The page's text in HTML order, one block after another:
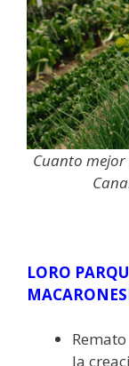
Cuanto
LORO
la